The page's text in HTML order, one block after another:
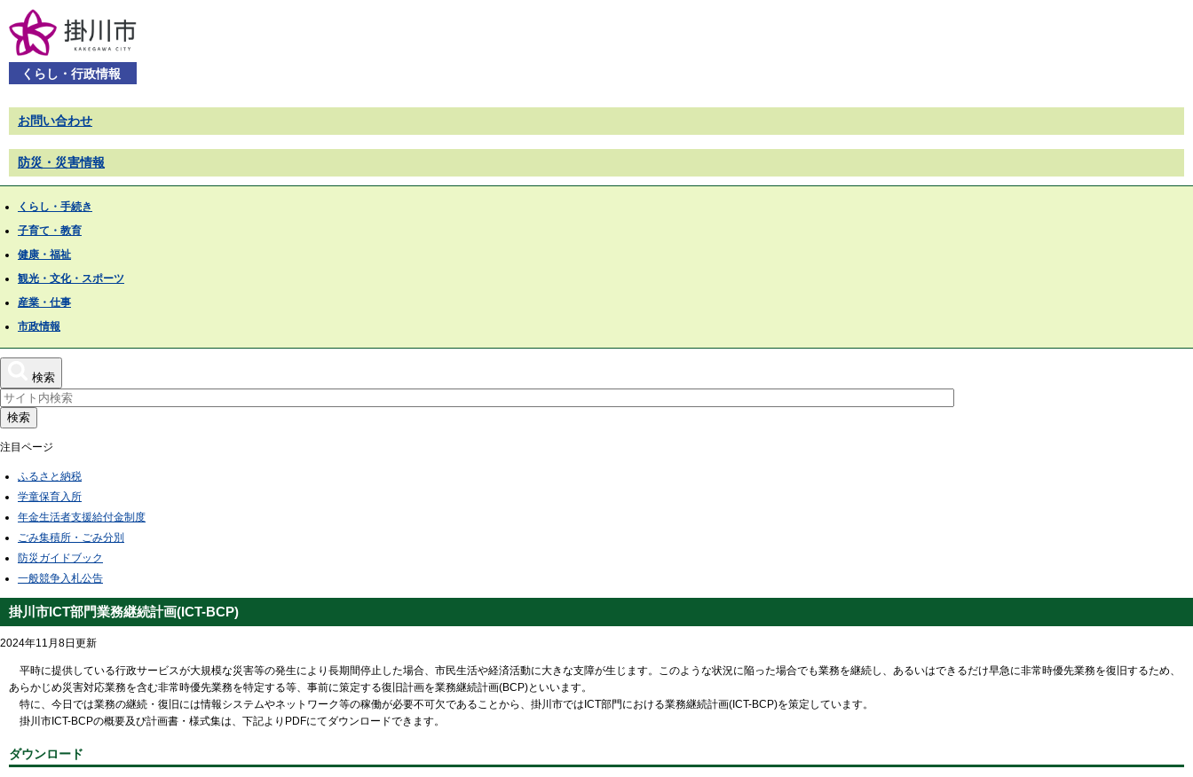
くらし・行政情報
お問い合わせ
防災・災害情報
くらし・手続き
子育て・教育
健康・福祉
観光・文化・スポーツ
産業・仕事
市政情報
検索
検索
注目ページ
ふるさと納税
学童保育入所
年金生活者支援給付金制度
ごみ集積所・ごみ分別
防災ガイドブック
一般競争入札公告
掛川市ICT部門業務継続計画(ICT-BCP)
2024年11月8日更新
平時に提供している行政サービスが大規模な災害等の発生により長期間停止した場合、市民生活や経済活動に大きな支障が生じます。このような状況に陥った場合でも業務を継続し、あるいはできるだけ早急に非常時優先業務を復旧するため、
あらかじめ災害対応業務を含む非常時優先業務を特定する等、事前に策定する復旧計画を業務継続計画(BCP)といいます。
特に、今日では業務の継続・復旧には情報システムやネットワーク等の稼働が必要不可欠であることから、掛川市ではICT部門における業務継続計画(ICT-BCP)を策定しています。
掛川市ICT-BCPの概要及び計画書・様式集は、下記よりPDFにてダウンロードできます。
ダウンロード